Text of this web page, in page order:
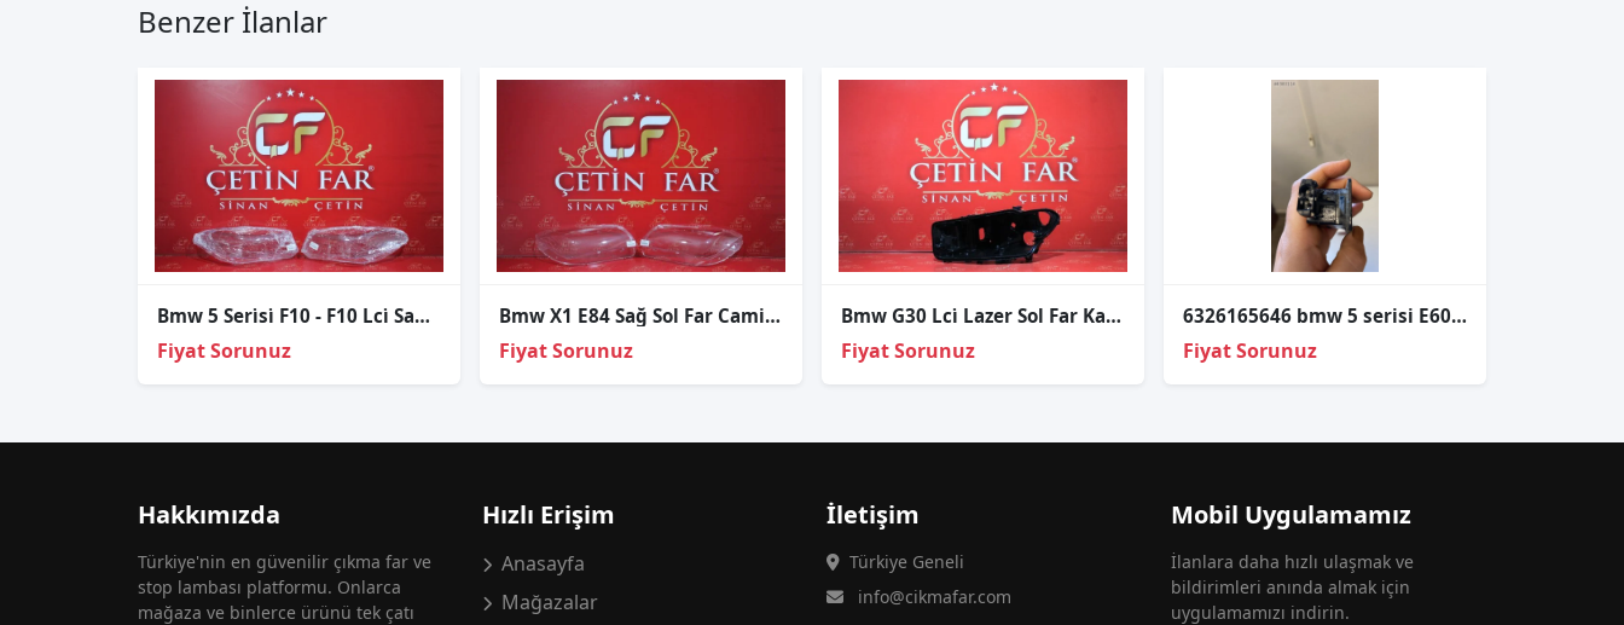
Benzer İlanlar
Bmw 5 Seri̇si̇ F10 - F10 Lci̇ Sağ Sol Far Cami
Fiyat Sorunuz
Bmw X1 E84 Sağ Sol Far Cami Sıfır
Fiyat Sorunuz
Bmw G30 Lci̇ Lazer Sol Far Kasasi
Fiyat Sorunuz
6326165646 bmw 5 serisi E60 plaka lambası
Fiyat Sorunuz
Hakkımızda
Türkiye'nin en güvenilir çıkma far ve
stop lambası platformu. Onlarca
mağaza ve binlerce ürünü tek çatı
Hızlı Erişim
Anasayfa
Mağazalar
İletişim
Türkiye Geneli
info@cikmafar.com
Mobil Uygulamamız
İlanlara daha hızlı ulaşmak ve
bildirimleri anında almak için
uygulamamızı indirin.